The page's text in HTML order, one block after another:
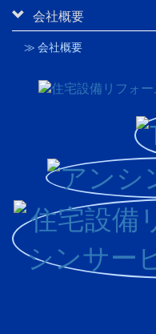
会社概要
≫ 会社概要